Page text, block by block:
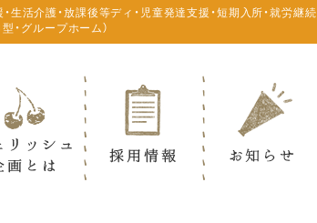
介護・放課後等ディ・児童発達支援・短期入所・就労継続
グループホーム）